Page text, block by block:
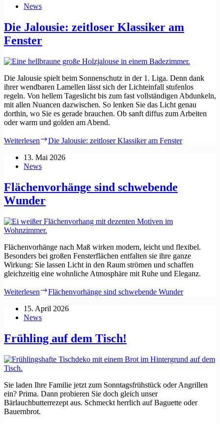
News
Die Jalousie: zeitloser Klassiker am
Fenster
Die Jalousie spielt beim Sonnenschutz in der 1. Liga. Denn dank
ihrer wendbaren Lamellen lässt sich der Lichteinfall stufenlos
regeln. Von hellem Tageslicht bis zum fast vollständigen Abdunkeln,
mit allen Nuancen dazwischen. So lenken Sie das Licht genau
dorthin, wo Sie es gerade brauchen. Ob sanft diffus zum Arbeiten
oder warm und golden am Abend.
Weiterlesen
Die Jalousie: zeitloser Klassiker am Fenster
13. Mai 2026
News
Flächenvorhänge sind schwebende
Wunder
Flächenvorhänge nach Maß wirken modern, leicht und flexibel.
Besonders bei großen Fensterflächen entfalten sie ihre ganze
Wirkung: Sie lassen Licht in den Raum strömen und schaffen
gleichzeitig eine wohnliche Atmosphäre mit Ruhe und Eleganz.
Weiterlesen
Flächenvorhänge sind schwebende Wunder
15. April 2026
News
Frühling auf dem Tisch!
Sie laden Ihre Familie jetzt zum Sonntagsfrühstück oder Angrillen
ein? Prima. Dann probieren Sie doch gleich unser
Bärlauchbutterrezept aus. Schmeckt herrlich auf Baguette oder
Bauernbrot.